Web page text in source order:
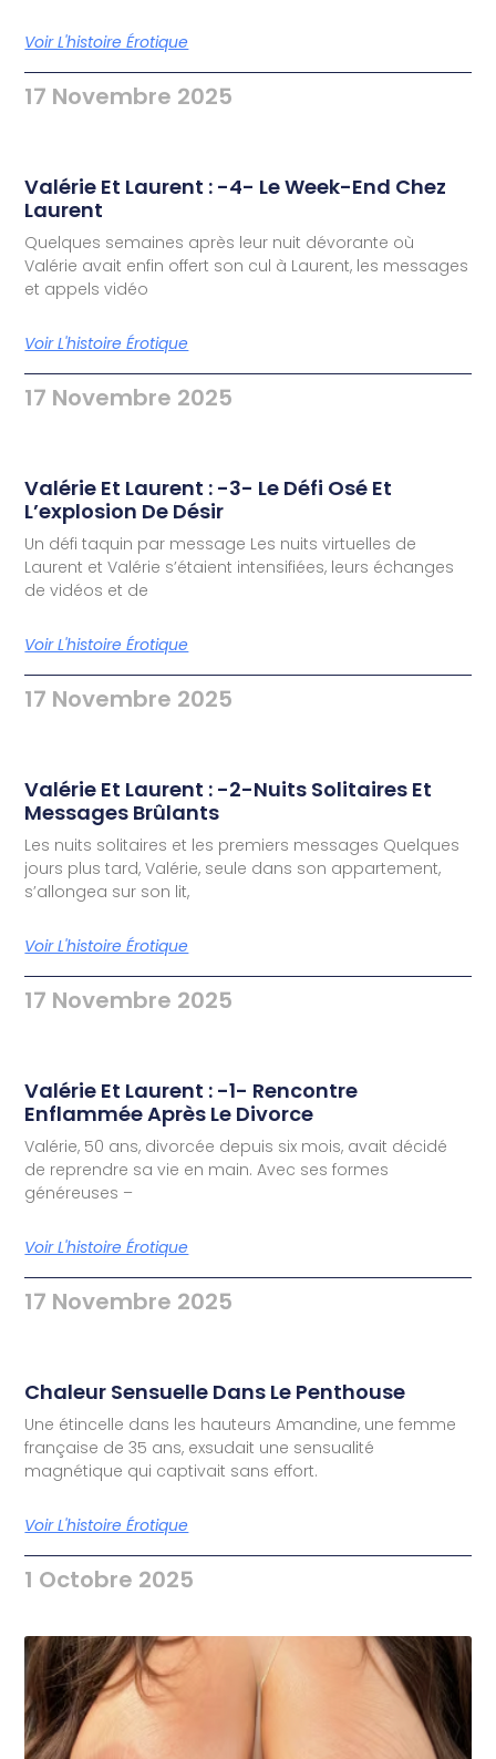
Voir L'histoire Érotique
17 Novembre 2025
Valérie Et Laurent : -4- Le Week-End Chez
Laurent
Quelques semaines après leur nuit dévorante où
Valérie avait enfin offert son cul à Laurent, les messages
et appels vidéo
Voir L'histoire Érotique
17 Novembre 2025
Valérie Et Laurent : -3- Le Défi Osé Et
L’explosion De Désir
Un défi taquin par message Les nuits virtuelles de
Laurent et Valérie s’étaient intensifiées, leurs échanges
de vidéos et de
Voir L'histoire Érotique
17 Novembre 2025
Valérie Et Laurent : -2-Nuits Solitaires Et
Messages Brûlants
Les nuits solitaires et les premiers messages Quelques
jours plus tard, Valérie, seule dans son appartement,
s’allongea sur son lit,
Voir L'histoire Érotique
17 Novembre 2025
Valérie Et Laurent : -1- Rencontre
Enflammée Après Le Divorce
Valérie, 50 ans, divorcée depuis six mois, avait décidé
de reprendre sa vie en main. Avec ses formes
généreuses –
Voir L'histoire Érotique
17 Novembre 2025
Chaleur Sensuelle Dans Le Penthouse
Une étincelle dans les hauteurs Amandine, une femme
française de 35 ans, exsudait une sensualité
magnétique qui captivait sans effort.
Voir L'histoire Érotique
1 Octobre 2025